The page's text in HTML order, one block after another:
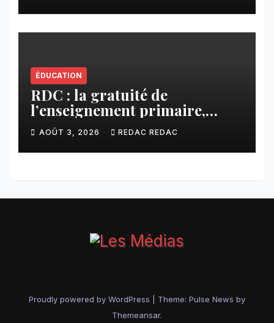
ÉDUCATION
RDC : la gratuité de
l’enseignement primaire,
vision phare du Président
Félix Tshisekedi réaffirmée
par une circulaire du
AOÛT 3, 2026 REDAC REDAC
Proudly powered by WordPress Theme: Pulse News by
Themeansar.